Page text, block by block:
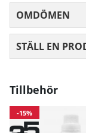
OMDÖMEN
STÄLL EN
Tillbehör
-15%